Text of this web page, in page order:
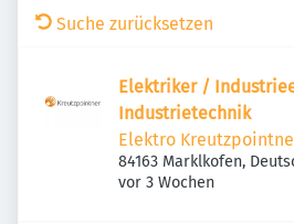
Suche zurücksetzen
Elektriker /
Industrietechnik
Elektro
84163 Marklkofen,
Veröffentlicht
vor 3 Wochen